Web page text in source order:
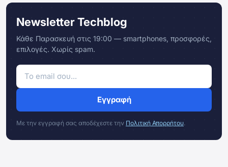
Newsletter Techblog
Κάθε Παρασκευή στις 19:00 — smartphones, προσφορές,
επιλογές. Χωρίς spam.
Εγγραφή
Με την εγγραφή σας αποδέχεστε την Πολιτική Απορρήτου.